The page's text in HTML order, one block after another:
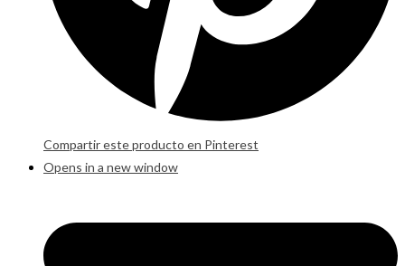
Compartir este producto en Pinterest
Opens in a new window